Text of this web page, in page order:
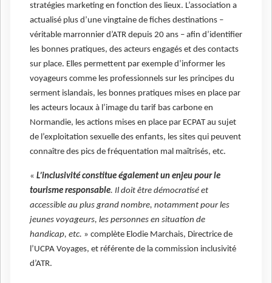
stratégies marketing en fonction des lieux. L’association a
actualisé plus d’une vingtaine de fiches destinations –
véritable marronnier d’ATR depuis 20 ans – afin d’identifier
les bonnes pratiques, des acteurs engagés et des contacts
sur place. Elles permettent par exemple d’informer les
voyageurs comme les professionnels sur les principes du
serment islandais, les bonnes pratiques mises en place par
les acteurs locaux à l’image du tarif bas carbone en
Normandie, les actions mises en place par ECPAT au sujet
de l’exploitation sexuelle des enfants, les sites qui peuvent
connaître des pics de fréquentation mal maîtrisés, etc.
« L’inclusivité constitue également un enjeu pour le
tourisme responsable. Il doit être démocratisé et
accessible au plus grand nombre, notamment pour les
jeunes voyageurs, les personnes en situation de
handicap, etc. » complète Elodie Marchais, Directrice de
l’UCPA Voyages, et référente de la commission inclusivité
d’ATR.